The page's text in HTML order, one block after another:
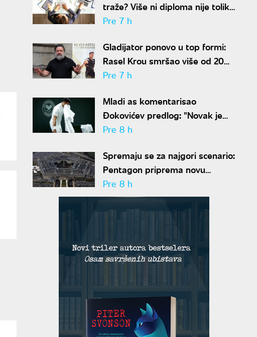
traže? Više ni diploma nije toliko
važna
Pre 7 h
Gladijator ponovo u top formi:
Rasel Krou smršao više od 20
kilograma pa zapalio društvene
Pre 7 h
Mladi as komentarisao
Đokovićev predlog: "Novak je
sve stariji, zato nam predlaže
Pre 8 h
Spremaju se za najgori scenario:
Pentagon priprema novu
nuklearnu strategiju za
eventualni sukob sa Rusijom i
Kinom
Pre 8 h